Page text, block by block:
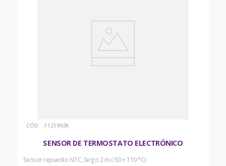
: F121992K
SENSOR DE TERMOSTATO ELECTRÓNICO
Sensor repuesto NTC, largo 2 m (-50 + 110 °C)